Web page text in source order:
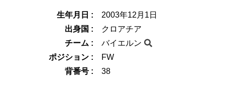
生年月日 :
2003年12月1日
出身国 :
クロアチア
チーム :
バイエルン
ポジション :
FW
背番号 :
38